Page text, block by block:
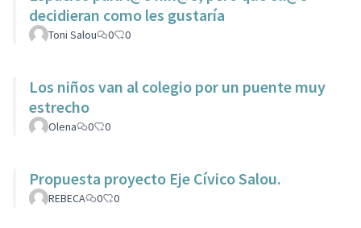
decidieran como les gustaría
Toni Salou 0 0
Los niños van al colegio por un puente muy
estrecho
Olena 0 0
Propuesta proyecto Eje Cívico Salou.
REBECA 0 0